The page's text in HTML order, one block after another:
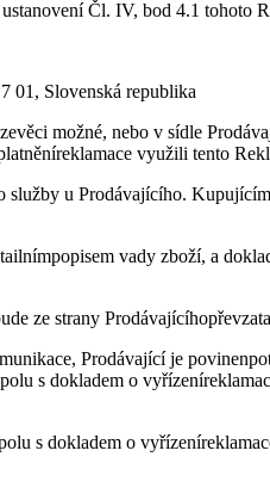
Čl. IV, bod 4.1 tohoto
01, Slovenská republika
možné, nebo v sídle
využili tento
u Prodávajícího.
vady zboží, a
ze strany
Prodávající je
s dokladem o
s dokladem o